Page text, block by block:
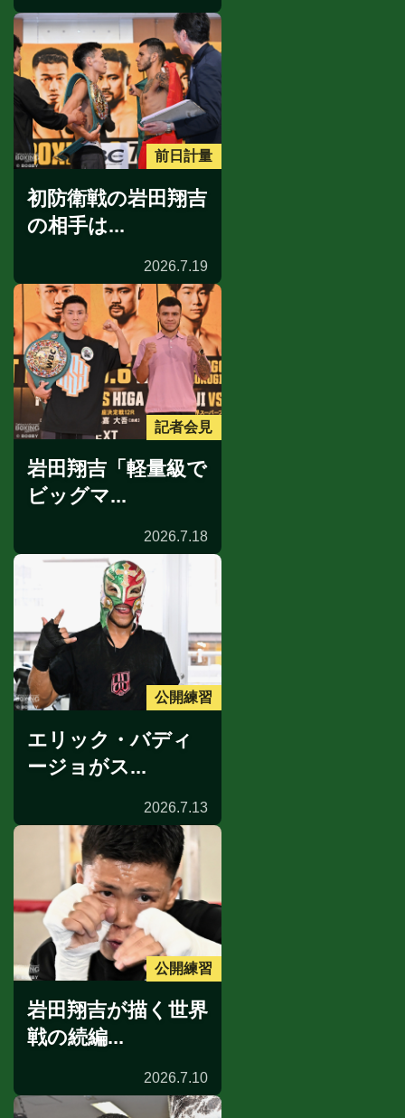
前日計量
初防衛戦の岩田翔吉
の相手は...
2026.7.19
記者会見
岩田翔吉「軽量級で
ビッグマ...
2026.7.18
公開練習
エリック・バディ
ージョがス...
2026.7.13
公開練習
岩田翔吉が描く世界
戦の続編...
2026.7.10